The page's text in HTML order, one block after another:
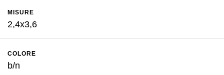
MISURE
2,4x3,6
COLORE
b/n